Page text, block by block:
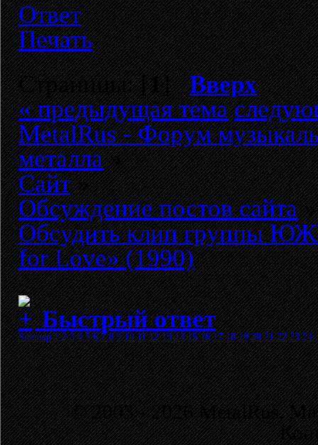
Ответ
Печать
Страницы: [1]Вверх
« предыдущая тема
MetalRus - Форум
металла»
Сайт»
Обсуждение постов сайта»
Обсудить клип группы
for Love» (1990)
Быстрый ответ
Sitemap 1 2 3 4 5 6 7 8 9 10 11 12 13 14 15 16 17 18 19 20 21 22 23 24
© 2003 - 2026 MetalRus.